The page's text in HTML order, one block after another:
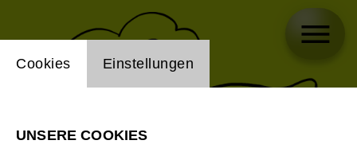
Einstellung Website Cookie
Cookies Einstellungen
UNSERE COOKIES